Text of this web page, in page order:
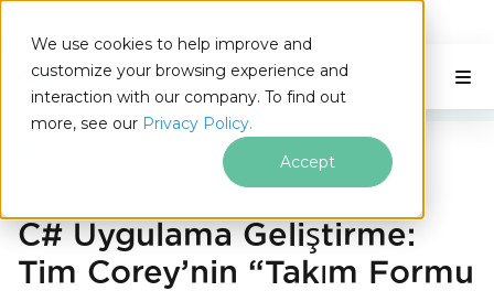
We use cookies to help improve and
customize your browsing experience and
interaction with our company. To find out
more, see our Privacy Policy.
Accept
IRONSOFTWARE
Altbilgi içeriğine atla
C# Application
Bu Sayfada
Ders 13 - Takım Formu 2. Bölüm
C# Uygulama Geliştirme:
Tim Corey’nin “Takım Formu